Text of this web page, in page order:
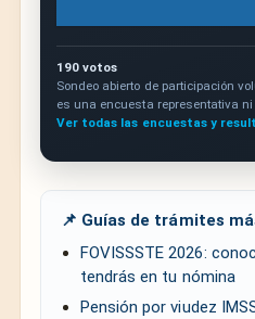
190 votos
Sondeo abierto de participación
es una encuesta representativa
Ver todas las encuestas y
📌 Guías de trámites
FOVISSSTE 2026:
tendrás en tu nómina
Pensión por viudez